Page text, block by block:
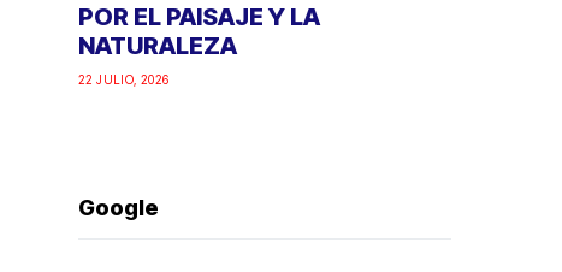
POR EL PAISAJE Y LA
NATURALEZA
22 JULIO, 2026
Google